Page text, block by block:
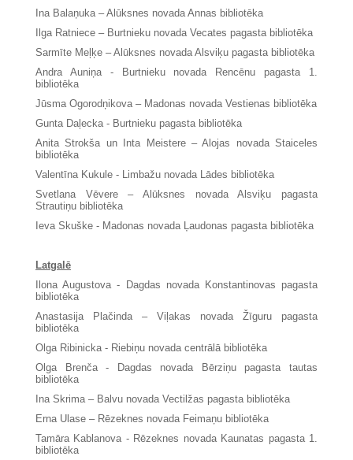
Ina Balaņuka – Alūksnes novada Annas bibliotēka
Ilga Ratniece – Burtnieku novada Vecates pagasta bibliotēka
Sarmīte Meļķe – Alūksnes novada Alsviķu pagasta bibliotēka
Andra Auniņa - Burtnieku novada Rencēnu pagasta 1.
bibliotēka
Jūsma Ogorodņikova – Madonas novada Vestienas bibliotēka
Gunta Daļecka - Burtnieku pagasta bibliotēka
Anita Strokša un Inta Meistere – Alojas novada Staiceles
bibliotēka
Valentīna Kukule - Limbažu novada Lādes bibliotēka
Svetlana Vēvere – Alūksnes novada Alsviķu pagasta
Strautiņu bibliotēka
Ieva Skuške - Madonas novada Ļaudonas pagasta bibliotēka
Latgalē
Ilona Augustova - Dagdas novada Konstantinovas pagasta
bibliotēka
Anastasija Plačinda – Viļakas novada Žīguru pagasta
bibliotēka
Olga Ribinicka - Riebiņu novada centrālā bibliotēka
Olga Brenča - Dagdas novada Bērziņu pagasta tautas
bibliotēka
Ina Skrima – Balvu novada Vectilžas pagasta bibliotēka
Erna Ulase – Rēzeknes novada Feimaņu bibliotēka
Tamāra Kablanova - Rēzeknes novada Kaunatas pagasta 1.
bibliotēka